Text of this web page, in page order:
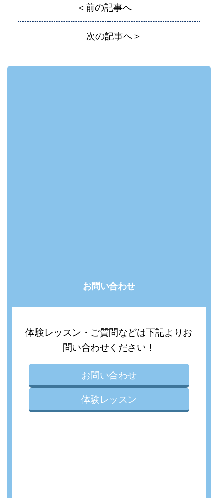
＜前の記事へ
次の記事へ＞
お問い合わせ
体験レッスン・ご質問などは下記よりお
問い合わせください！
お問い合わせ
体験レッスン